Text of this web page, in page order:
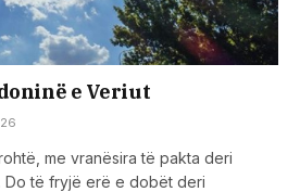
e Veriut
me vranësira të pakta deri
Do të fryjë erë e dobët deri